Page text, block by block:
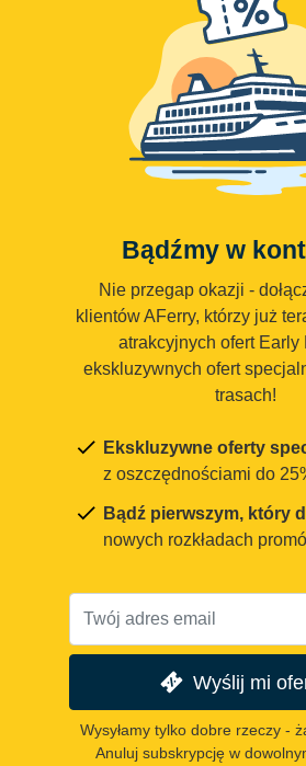
Bądźmy w
Nie przegap okazji -
klientów AFerry, którzy już
atrakcyjnych ofert Early
ekskluzywnych ofert
trasach!
Ekskluzywne oferty
z oszczędnościami do
Bądź pierwszym, który
nowych rozkładach
Wyślij mi
Wysyłamy tylko dobre rzeczy -
Anuluj subskrypcję w